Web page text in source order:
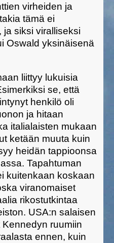
virheiden ja
tämä ei
ja siksi viralliseksi
Oswald yksinäisenä
liittyy lukuisia
se, että
henkilö oli
ja hitaan
italialaisten mukaan
ketään muuta kuin
heidän tappioonsa
Tapahtuman
kuitenkaan koskaan
viranomaiset
rikostutkintaa
USA:n salaisen
ruumiin
ennen, kuin